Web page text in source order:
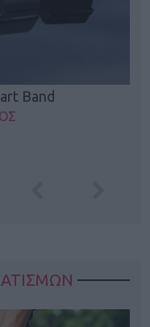
Band